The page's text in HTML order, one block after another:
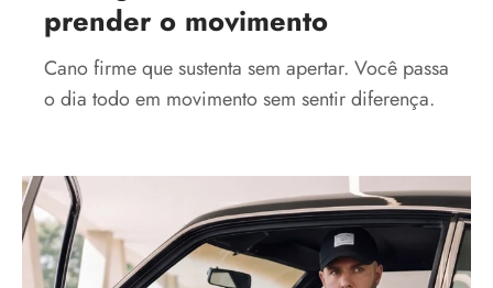
prender o movimento
Cano firme que sustenta sem apertar. Você passa
o dia todo em movimento sem sentir diferença.